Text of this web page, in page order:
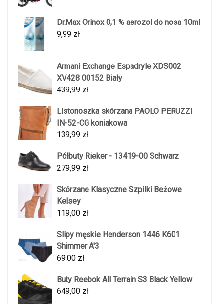
Dr.Max Orinox 0,1 % aerozol do nosa 10ml
9,99 zł
Armani Exchange Espadryle XDS002
XV428 00152 Biały
439,99 zł
Listonoszka skórzana PAOLO PERUZZI
IN-52-CG koniakowa
139,99 zł
Półbuty Rieker - 13419-00 Schwarz
279,99 zł
Skórzane Klasyczne Szpilki Beżowe
Kelsey
119,00 zł
Slipy męskie Henderson 1446 K601
Shimmer A'3
69,00 zł
Buty Reebok All Terrain S3 Black Yellow
649,00 zł